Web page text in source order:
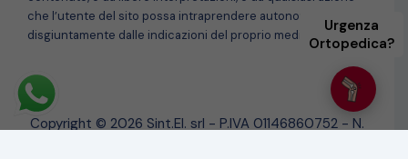
che l’utente del sito possa intraprendere autonomamente e
disgiuntamente dalle indicazioni del proprio medico curante.
Copyright © 2026 Sint.El. srl - P.IVA 01146860752 - N.
Urgenza
Ortopedica?